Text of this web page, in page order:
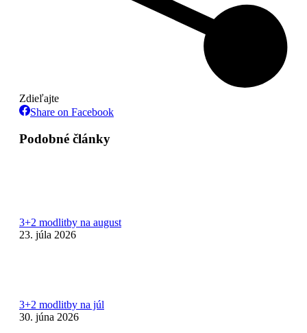
Zdieľajte
Share on FacebookShare
Podobné články
3+2 modlitby na august
23. júla 2026
3+2 modlitby na júl
30. júna 2026